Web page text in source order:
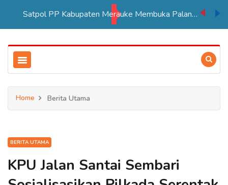
Satpol PP Kabupaten Merauke Membuka Palang Kantor Dinas Kesehatan
Home Berita Utama
BERITA UTAMA
KPU Jalan Santai Sembari